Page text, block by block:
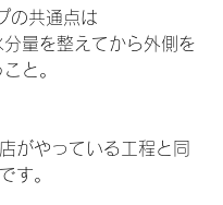
の共通点は
分量を整えてから外側を
と。
がやっている工程と同
す。